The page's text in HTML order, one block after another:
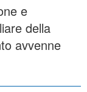
e
della
avvenne